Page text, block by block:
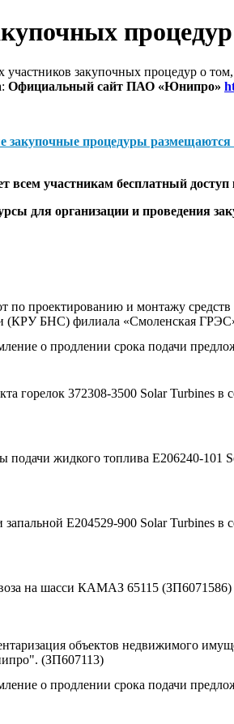
процедур
закупочных процедур о
Официальный сайт ПАО «Юнипро»
закупочные процедуры размещаются
участникам бесплатный
для организации и проведения
по проектированию и монтажу
(КРУ БНС) филиала «Смоленская
о продлении срока подачи
горелок 372308-3500 Solar Turbines
подачи жидкого топлива E206240-
запальной E204529-900 Solar
на шасси КАМАЗ 65115 (ЗП6071586)
объектов недвижимого
(ЗП607113)
о продлении срока подачи